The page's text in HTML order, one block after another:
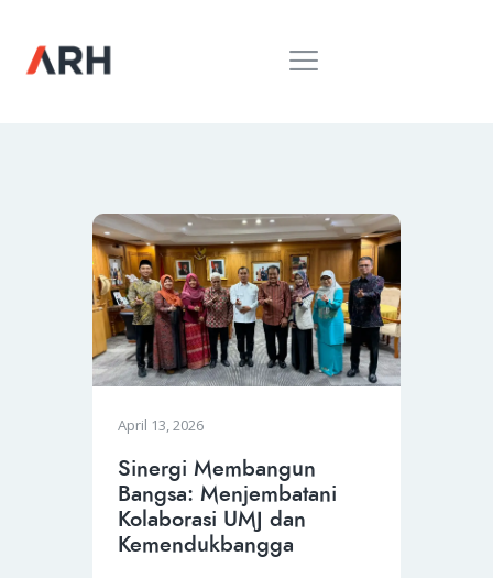
MUH. ARIEF ROSYID
RILIS MEDIA
BUKU
PIDATO
KEBUDAYAAN
KENALAN
April 13, 2026
Sinergi Membangun
Bangsa: Menjembatani
Kolaborasi UMJ dan
Kemendukbangga